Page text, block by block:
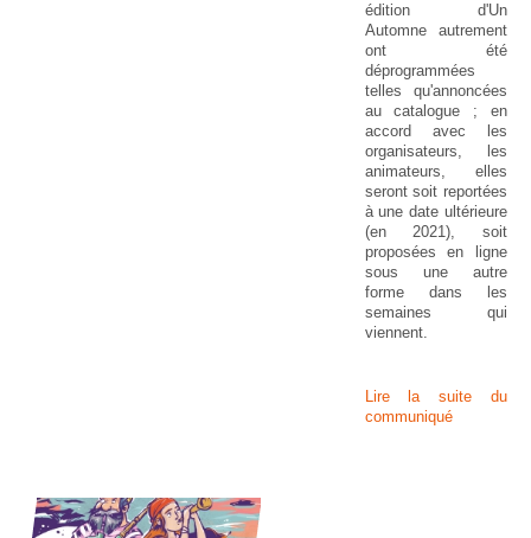
édition d'Un
Automne autrement
ont été
déprogrammées
telles qu'annoncées
au catalogue ; en
accord avec les
organisateurs, les
animateurs, elles
seront soit reportées
à une date ultérieure
(en 2021), soit
proposées en ligne
sous une autre
forme dans les
semaines qui
viennent.
Lire la suite du
communiqué